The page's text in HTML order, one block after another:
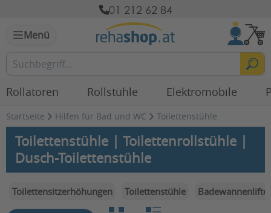
01 212 62 84
Menü
Rollatoren Rollstühle Elektromobile
Startseite Hilfen für Bad und WC Toilettenstühle
Toilettenstühle | Toilettenrollstühle |
Dusch-Toilettenstühle
Toilettensitzerhöhungen Toilettenstühle Badewannenlifter